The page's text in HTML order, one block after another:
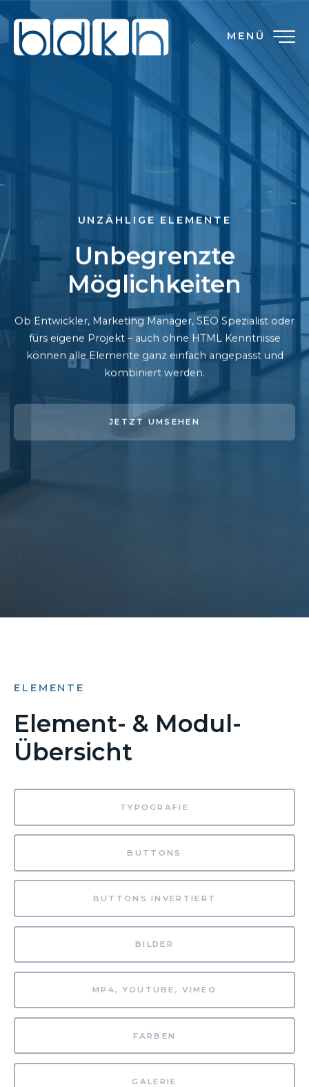
MENÜ
UNZÄHLIGE ELEMENTE
Unbegrenzte
Möglichkeiten
Ob Entwickler, Marketing Manager, SEO Spezialist oder
fürs eigene Projekt – auch ohne HTML Kenntnisse
können alle Elemente ganz einfach angepasst und
kombiniert werden.
JETZT UMSEHEN
ELEMENTE
Element- & Modul-
Übersicht
TYPOGRAFIE
BUTTONS
BUTTONS INVERTIERT
BILDER
MP4, YOUTUBE, VIMEO
FARBEN
GALERIE